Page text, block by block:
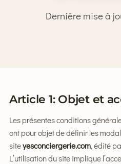
Dernière mise à
Article 1: Objet et
Les présentes conditions
ont pour objet de définir les
siteyesconciergerie.com, édité
L’utilisation du site implique